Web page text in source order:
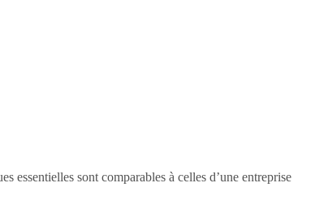
essentielles sont comparables à celles d’une entreprise